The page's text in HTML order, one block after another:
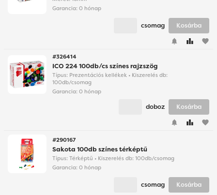
Garancia: 0 hónap
favorite
csomag Kosárba
#326414
ICO 224 100db/cs színes rajzszög
Típus: Prezentációs kellékek • Kiszerelés db:
100db/csomag
Garancia: 0 hónap
favorite
doboz Kosárba
#290167
Sakota 100db színes térképtű
Típus: Térképtű • Kiszerelés db: 100db/csomag
Garancia: 0 hónap
csomag Kosárba